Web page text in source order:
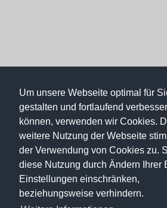
Um unsere Webseite optimal für
gestalten und fortlaufend
können, verwenden wir Cookies.
weitere Nutzung der Webseite
der Verwendung von Cookies zu.
diese Nutzung durch Ändern Ihrer
Einstellungen einschränken,
beziehungsweise verhindern.